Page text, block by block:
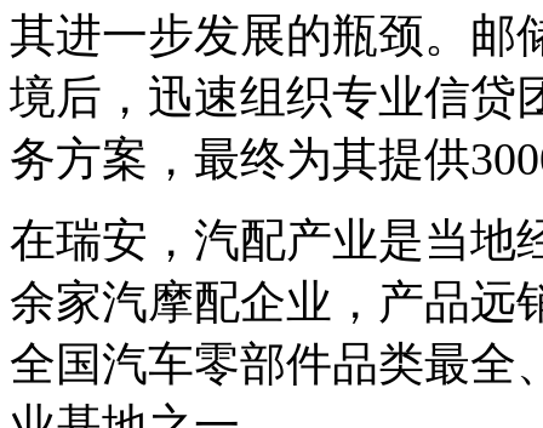
其进一步发展的瓶颈。邮
境后，迅速组织专业信贷
务方案，最终为其提供
在瑞安，汽配产业是当地
余家汽摩配企业，产品远
全国汽车零部件品类最全